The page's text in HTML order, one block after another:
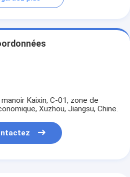
Kaixin, C-01, zone de
Xuzhou, Jiangsu, Chine.